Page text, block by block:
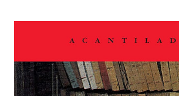
el cumplimiento del sensual apetito: que,
corporal hermosura me cautivó los